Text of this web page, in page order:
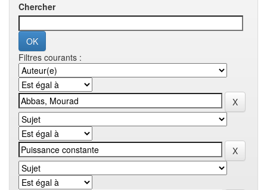
Chercher
Filtres courants :